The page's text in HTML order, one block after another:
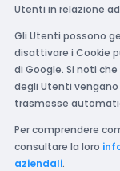
Utenti in relazione
Gli Utenti possono
disattivare i Cookie
di Google. Si noti
degli Utenti
trasmesse
Per comprendere
consultare la loro
aziendali.